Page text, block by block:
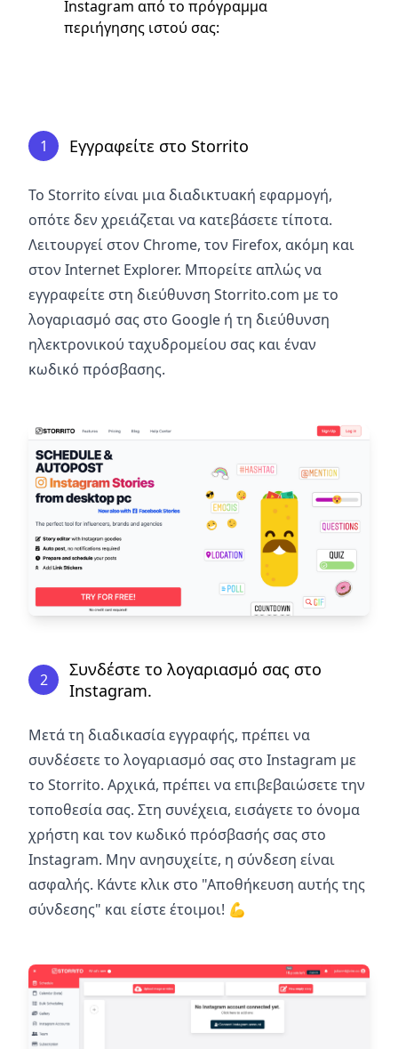
Instagram από το πρόγραμμα
περιήγησης ιστού σας:
1 Εγγραφείτε στο Storrito
Το Storrito είναι μια διαδικτυακή εφαρμογή,
οπότε δεν χρειάζεται να κατεβάσετε τίποτα.
Λειτουργεί στον Chrome, τον Firefox, ακόμη και
στον Internet Explorer. Μπορείτε απλώς να
εγγραφείτε στη διεύθυνση Storrito.com με το
λογαριασμό σας στο Google ή τη διεύθυνση
ηλεκτρονικού ταχυδρομείου σας και έναν
κωδικό πρόσβασης.
2
Συνδέστε το λογαριασμό σας στο
Instagram.
Μετά τη διαδικασία εγγραφής, πρέπει να
συνδέσετε το λογαριασμό σας στο Instagram με
το Storrito. Αρχικά, πρέπει να επιβεβαιώσετε την
τοποθεσία σας. Στη συνέχεια, εισάγετε το όνομα
χρήστη και τον κωδικό πρόσβασής σας στο
Instagram. Μην ανησυχείτε, η σύνδεση είναι
ασφαλής. Κάντε κλικ στο "Αποθήκευση αυτής της
σύνδεσης" και είστε έτοιμοι! 💪